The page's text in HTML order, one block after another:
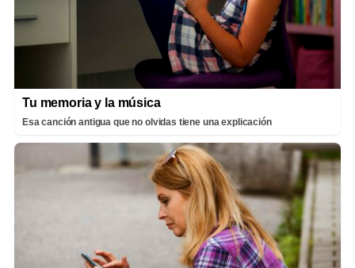
Tu memoria y la música
Esa canción antigua que no olvidas tiene una explicación